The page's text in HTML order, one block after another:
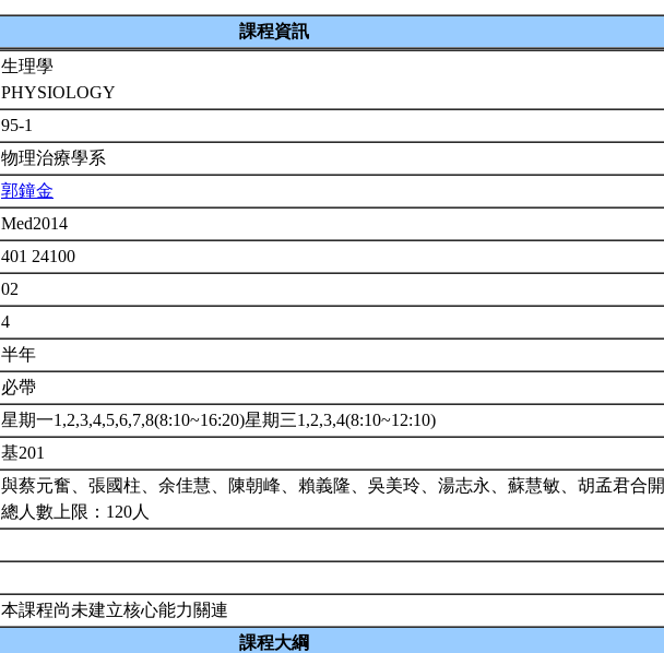
課程資訊
生理學
PHYSIOLOGY
95-1
物理治療學系
郭鐘金
Med2014
401 24100
02
4
半年
必帶
星期一1,2,3,4,5,6,7,8(8:10~16:20)星期三1,2,3,4(8:10~12:10)
基201
與蔡元奮、張國柱、余佳慧、陳朝峰、賴義隆、吳美玲、湯志永、蘇慧敏、胡孟君合開
總人數上限：120人
本課程尚未建立核心能力關連
課程大綱